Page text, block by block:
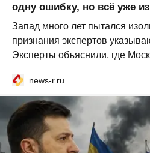
одну ошибку, но всё уже
Запад много лет пытался
признания экспертов
Эксперты объяснили, где
news-r.ru